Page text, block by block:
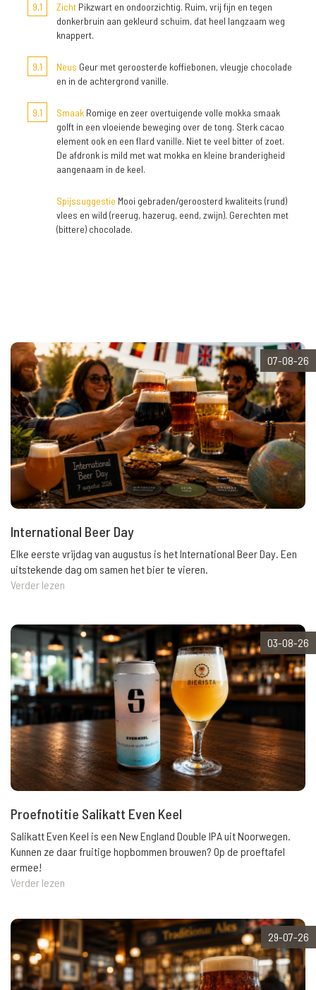
9,1
Zicht Pikzwart en ondoorzichtig. Ruim, vrij fijn en tegen
donkerbruin aan gekleurd schuim, dat heel langzaam weg
knappert.
9,1 Neus Geur met geroosterde koffiebonen, vleugje chocolade
en in de achtergrond vanille.
9,1 Smaak Romige en zeer overtuigende volle mokka smaak
golft in een vloeiende beweging over de tong. Sterk cacao
element ook en een flard vanille. Niet te veel bitter of zoet.
De afdronk is mild met wat mokka en kleine branderigheid
aangenaam in de keel.
Spijssuggestie Mooi gebraden/geroosterd kwaliteits (rund)
vlees en wild (reerug, hazerug, eend, zwijn). Gerechten met
(bittere) chocolade.
07-08-26
International Beer Day
Elke eerste vrijdag van augustus is het International Beer Day. Een
uitstekende dag om samen het bier te vieren.
Verder lezen
03-08-26
Proefnotitie Salikatt Even Keel
Salikatt Even Keel is een New England Double IPA uit Noorwegen.
Kunnen ze daar fruitige hopbommen brouwen? Op de proeftafel
ermee!
Verder lezen
29-07-26